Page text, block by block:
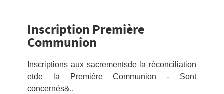
Inscription Première
Communion
Inscriptions aux sacrementsde la réconciliation
etde la Première Communion - Sont
concernés&..